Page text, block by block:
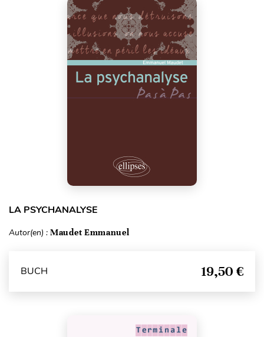
LA PSYCHANALYSE
Autor(en) : Maudet Emmanuel
BUCH 19,50 €